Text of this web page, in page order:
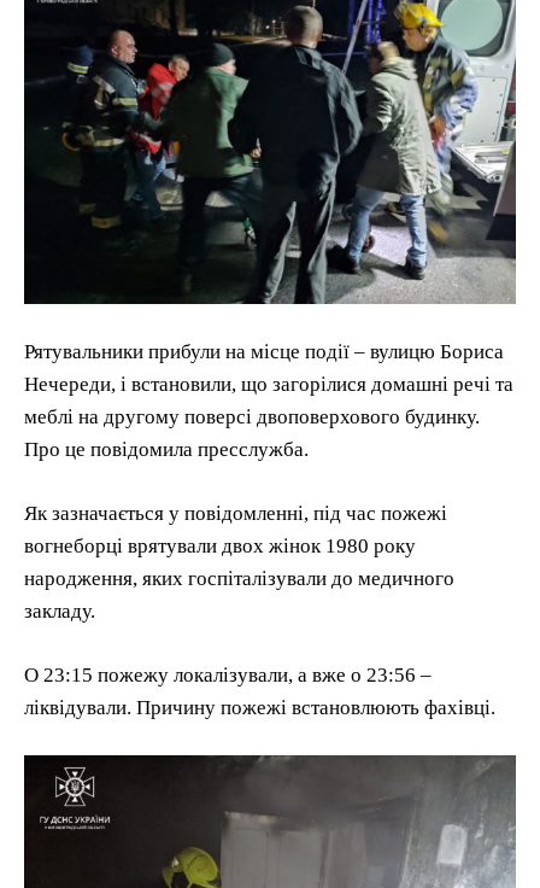
Рятувальники прибули на місце події – вулицю Бориса
Нечереди, і встановили, що загорілися домашні речі та
меблі на другому поверсі двоповерхового будинку.
Про це повідомила пресслужба.
Як зазначається у повідомленні, під час пожежі
вогнеборці врятували двох жінок 1980 року
народження, яких госпіталізували до медичного
закладу.
О 23:15 пожежу локалізували, а вже о 23:56 –
ліквідували. Причину пожежі встановлюють фахівці.